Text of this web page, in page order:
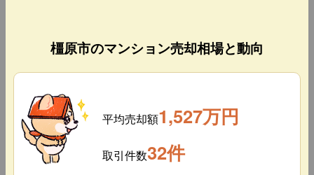
橿原市のマンション売却相場と動向
平均売却額1,527万円
取引件数32件